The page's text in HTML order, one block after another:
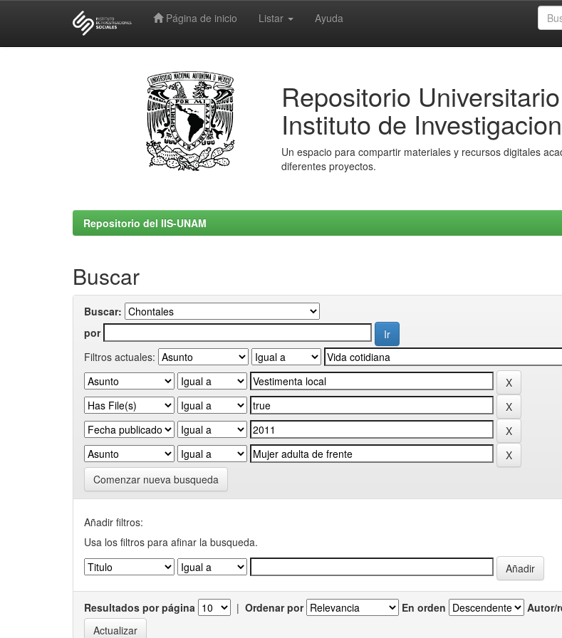
Página de inicio Listar Ayuda
Repositorio
Instituto de
Un espacio para compartir materiales y recursos digitales
diferentes proyectos.
Repositorio del IIS-UNAM
Buscar
Buscar:
por
Filtros actuales:
Comenzar nueva busqueda
Añadir filtros:
Usa los filtros para afinar la busqueda.
Resultados por página | Ordenar por En orden Autor/